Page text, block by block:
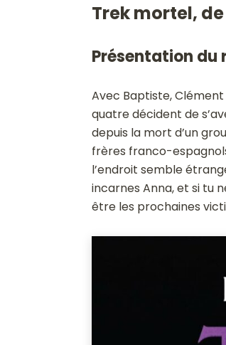
Trek mortel,
Présentation du
Avec Baptiste,
quatre décident de
depuis la mort d’un
frères franco-
l’endroit semble
incarnes Anna, et si tu
être les prochaines